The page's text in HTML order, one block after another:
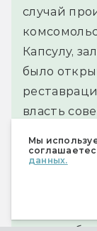
Мы
данных.
случай
Капсулу,
было
власть
она
потеряла